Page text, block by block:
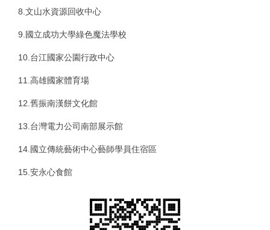
8.文山水資源回收中心
9.國立成功大學綠色魔法學校
10.台江國家公園行政中心
11.高雄國家體育場
12.舊振南漢餅文化館
13.台灣電力公司南部展示館
14.國立傳統藝術中心藝師學員住宿區
15.安永心食館